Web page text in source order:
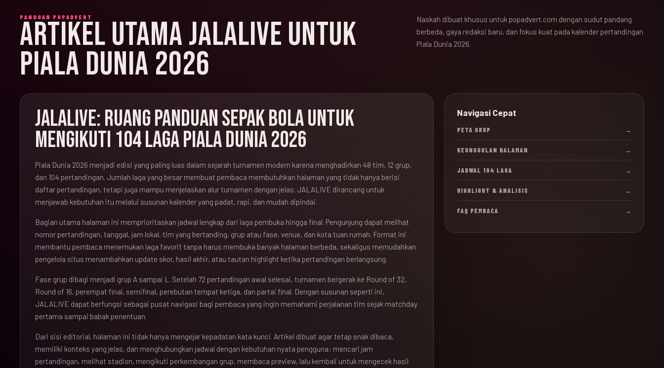
PANDUAN POPADVERT
ARTIKEL UTAMA JALALIVE UNTUK
PIALA DUNIA 2026
Naskah dibuat khusus untuk popadvert.com dengan sudut pandang
berbeda, gaya redaksi baru, dan fokus kuat pada kalender pertandingan
Piala Dunia 2026.
JALALIVE: RUANG PANDUAN SEPAK BOLA UNTUK
MENGIKUTI 104 LAGA PIALA DUNIA 2026
Piala Dunia 2026 menjadi edisi yang paling luas dalam sejarah turnamen modern karena menghadirkan 48 tim, 12 grup,
dan 104 pertandingan. Jumlah laga yang besar membuat pembaca membutuhkan halaman yang tidak hanya berisi
daftar pertandingan, tetapi juga mampu menjelaskan alur turnamen dengan jelas. JALALIVE dirancang untuk
menjawab kebutuhan itu melalui susunan kalender yang padat, rapi, dan mudah dipindai.
Bagian utama halaman ini memprioritaskan jadwal lengkap dari laga pembuka hingga final. Pengunjung dapat melihat
nomor pertandingan, tanggal, jam lokal, tim yang bertanding, grup atau fase, venue, dan kota tuan rumah. Format ini
membantu pembaca menemukan laga favorit tanpa harus membuka banyak halaman berbeda, sekaligus memudahkan
pengelola situs menambahkan update skor, hasil akhir, atau tautan highlight ketika pertandingan berlangsung.
Fase grup dibagi menjadi grup A sampai L. Setelah 72 pertandingan awal selesai, turnamen bergerak ke Round of 32,
Round of 16, perempat final, semifinal, perebutan tempat ketiga, dan partai final. Dengan susunan seperti ini,
JALALIVE dapat berfungsi sebagai pusat navigasi bagi pembaca yang ingin memahami perjalanan tim sejak matchday
pertama sampai babak penentuan.
Dari sisi editorial, halaman ini tidak hanya mengejar kepadatan kata kunci. Artikel dibuat agar tetap enak dibaca,
memiliki konteks yang jelas, dan menghubungkan jadwal dengan kebutuhan nyata pengguna: mencari jam
pertandingan, melihat stadion, mengikuti perkembangan grup, membaca preview, lalu kembali untuk mengecek hasil
Navigasi Cepat
PETA GRUP →
KEUNGGULAN HALAMAN →
JADWAL 104 LAGA →
HIGHLIGHT & ANALISIS →
FAQ PEMBACA →